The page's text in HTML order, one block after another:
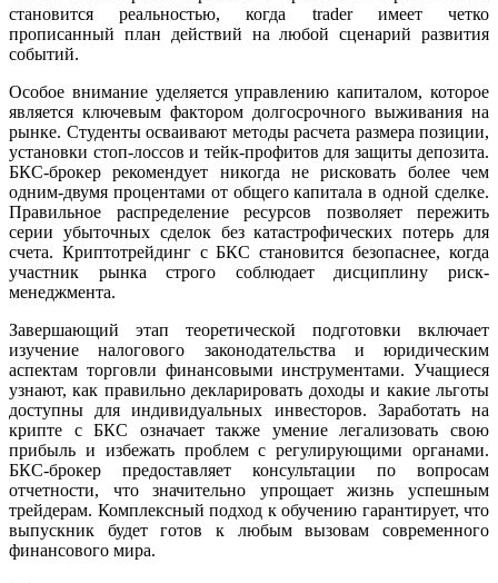
становится реальностью, когда trader имеет четко
прописанный план действий на любой сценарий развития
событий.
Особое внимание уделяется управлению капиталом, которое
является ключевым фактором долгосрочного выживания на
рынке. Студенты осваивают методы расчета размера позиции,
установки стоп-лоссов и тейк-профитов для защиты депозита.
БКС-брокер рекомендует никогда не рисковать более чем
одним-двумя процентами от общего капитала в одной сделке.
Правильное распределение ресурсов позволяет пережить
серии убыточных сделок без катастрофических потерь для
счета. Криптотрейдинг с БКС становится безопаснее, когда
участник рынка строго соблюдает дисциплину риск-
менеджмента.
Завершающий этап теоретической подготовки включает
изучение налогового законодательства и юридическим
аспектам торговли финансовыми инструментами. Учащиеся
узнают, как правильно декларировать доходы и какие льготы
доступны для индивидуальных инвесторов. Заработать на
крипте с БКС означает также умение легализовать свою
прибыль и избежать проблем с регулирующими органами.
БКС-брокер предоставляет консультации по вопросам
отчетности, что значительно упрощает жизнь успешным
трейдерам. Комплексный подход к обучению гарантирует, что
выпускник будет готов к любым вызовам современного
финансового мира.